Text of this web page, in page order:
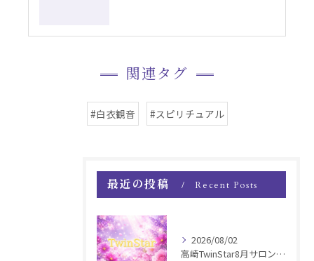
関連タグ
#白衣観音 #スピリチュアル
最近の投稿 Recent Posts
2026/08/02
高崎TwinStar8月サロンお知らせ